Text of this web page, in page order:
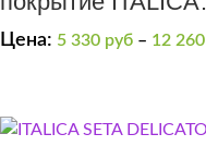
SOFT
Цена: 5 330 руб – 12 260